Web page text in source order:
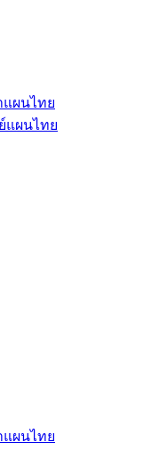
แผนไทย
แผนไทย
แผนไทย